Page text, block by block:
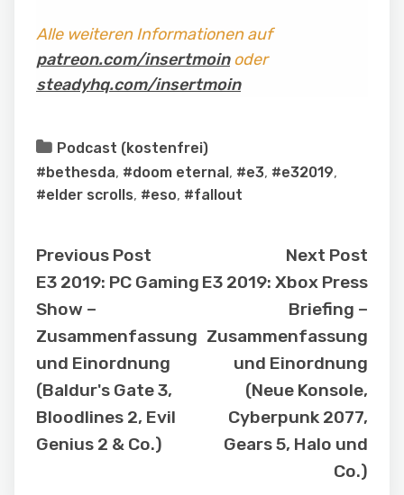
Alle weiteren Informationen auf
patreon.com/insertmoinoder
steadyhq.com/insertmoin
Podcast (kostenfrei)
#bethesda, #doom eternal, #e3, #e32019,
#elder scrolls, #eso, #fallout
Previous Post
E3 2019: PC Gaming
Show –
Zusammenfassung
und Einordnung
(Baldur's Gate 3,
Bloodlines 2, Evil
Genius 2 & Co.)
Next Post
E3 2019: Xbox Press
Briefing –
Zusammenfassung
und Einordnung
(Neue Konsole,
Cyberpunk 2077,
Gears 5, Halo und
Co.)